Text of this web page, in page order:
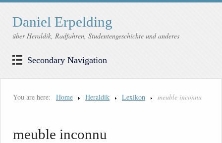
Daniel Erpelding
über Heraldik, Radfahren, Studentengeschichte und anderes
Secondary Navigation
You are here: Home Heraldik Lexikon meuble inconnu
meuble inconnu